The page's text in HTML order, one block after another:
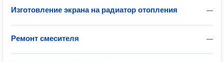
—
Изготовление экрана на радиатор отопления
—
Ремонт смесителя